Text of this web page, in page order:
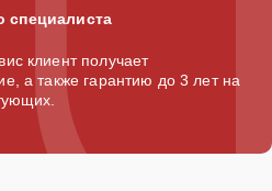
специалиста
клиент получает
а также гарантию до 3 лет на